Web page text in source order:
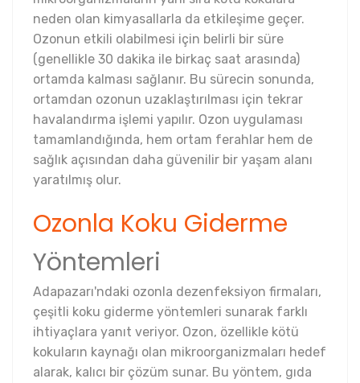
neden olan kimyasallarla da etkileşime geçer.
Ozonun etkili olabilmesi için belirli bir süre
(genellikle 30 dakika ile birkaç saat arasında)
ortamda kalması sağlanır. Bu sürecin sonunda,
ortamdan ozonun uzaklaştırılması için tekrar
havalandırma işlemi yapılır. Ozon uygulaması
tamamlandığında, hem ortam ferahlar hem de
sağlık açısından daha güvenilir bir yaşam alanı
yaratılmış olur.
Ozonla Koku Giderme
Yöntemleri
Adapazarı'ndaki ozonla dezenfeksiyon firmaları,
çeşitli koku giderme yöntemleri sunarak farklı
ihtiyaçlara yanıt veriyor. Ozon, özellikle kötü
kokuların kaynağı olan mikroorganizmaları hedef
alarak, kalıcı bir çözüm sunar. Bu yöntem, gıda